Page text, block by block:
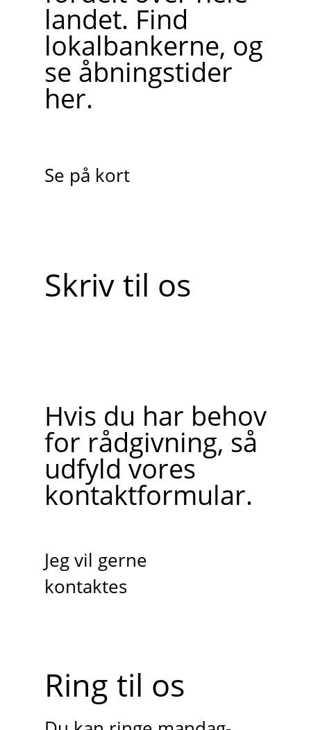
landet. Find
lokalbankerne, og
se åbningstider
her.
Se på kort
Skriv til os
Hvis du har behov
for rådgivning, så
udfyld vores
kontaktformular.
Jeg vil gerne
kontaktes
Ring til os